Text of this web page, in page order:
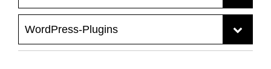
WordPress
Onlinemarketing
CSS
WordPress-Plugins